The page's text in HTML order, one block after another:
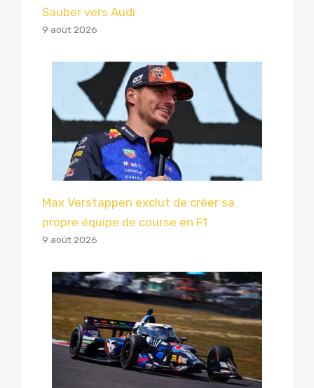
Sauber vers Audi
9 août 2026
Max Verstappen exclut de créer sa
propre équipe de course en F1
9 août 2026